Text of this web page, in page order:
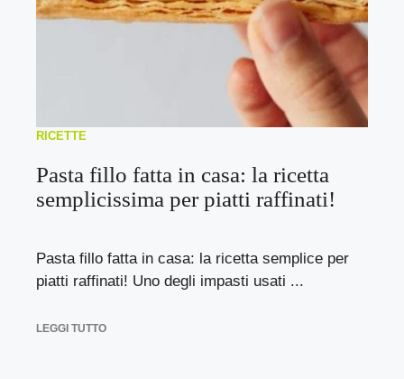
RICETTE
Pasta fillo fatta in casa: la ricetta
semplicissima per piatti raffinati!
Pasta fillo fatta in casa: la ricetta semplice per
piatti raffinati! Uno degli impasti usati ...
LEGGI TUTTO